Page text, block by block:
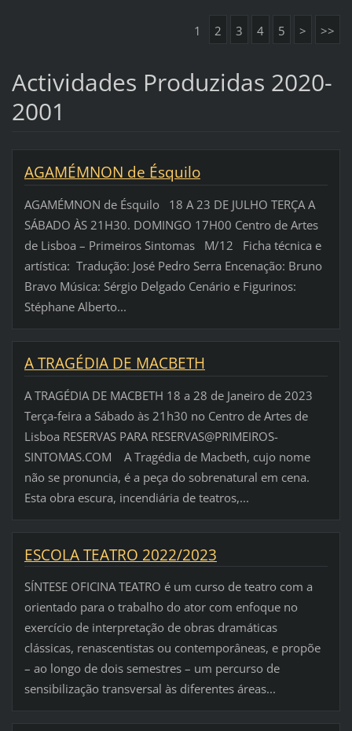
1 2 3 4 5 > >>
Actividades Produzidas 2020-
2001
AGAMÉMNON de Ésquilo
AGAMÉMNON de Ésquilo 18 A 23 DE JULHO TERÇA A
SÁBADO ÀS 21H30. DOMINGO 17H00 Centro de Artes
de Lisboa – Primeiros Sintomas M/12 Ficha técnica e
artística: Tradução: José Pedro Serra Encenação: Bruno
Bravo Música: Sérgio Delgado Cenário e Figurinos:
Stéphane Alberto...
A TRAGÉDIA DE MACBETH
A TRAGÉDIA DE MACBETH 18 a 28 de Janeiro de 2023
Terça-feira a Sábado às 21h30 no Centro de Artes de
Lisboa RESERVAS PARA RESERVAS@PRIMEIROS-
SINTOMAS.COM A Tragédia de Macbeth, cujo nome
não se pronuncia, é a peça do sobrenatural em cena.
Esta obra escura, incendiária de teatros,...
ESCOLA TEATRO 2022/2023
SÍNTESE OFICINA TEATRO é um curso de teatro com a
orientado para o trabalho do ator com enfoque no
exercício de interpretação de obras dramáticas
clássicas, renascentistas ou contemporâneas, e propõe
– ao longo de dois semestres – um percurso de
sensibilização transversal às diferentes áreas...